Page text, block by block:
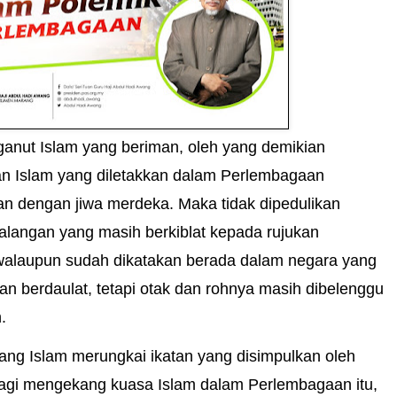
Islam yang beriman, oleh yang demikian
Islam yang diletakkan dalam Perlembagaan
dengan jiwa merdeka. Maka tidak dipedulikan
yang masih berkiblat kepada rujukan
sudah dikatakan berada dalam negara yang
berdaulat, tetapi otak dan rohnya masih dibelenggu
Islam merungkai ikatan yang disimpulkan oleh
mengekang kuasa Islam dalam Perlembagaan itu,